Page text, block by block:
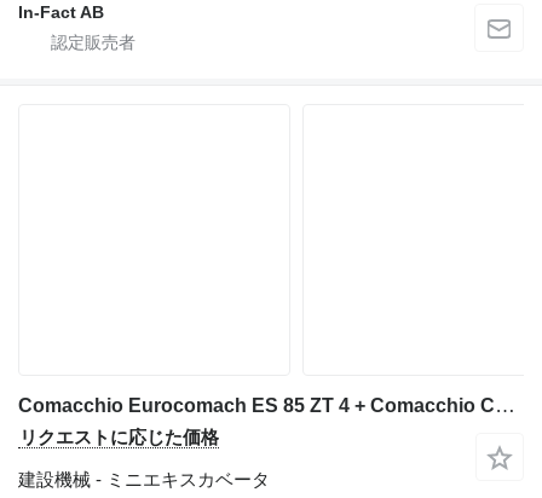
In-Fact AB
Comacchio Eurocomach ES 85 ZT 4 + Comacchio CPH 2.2
リクエストに応じた価格
建設機械 - ミニエキスカベータ